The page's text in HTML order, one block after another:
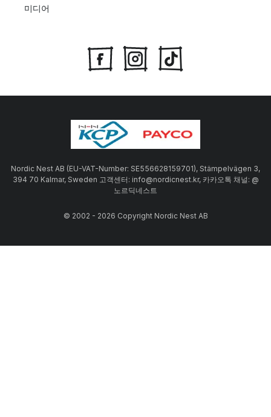
미디어
Nordic Nest AB (EU-VAT-Number: SE556628159701), Stämpelvägen 3,
394 70 Kalmar, Sweden 고객센터: info@nordicnest.kr, 카카오톡 채널: @
노르딕네스트
© 2002 - 2026 Copyright Nordic Nest AB